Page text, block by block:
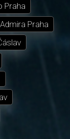
Praha
Praha